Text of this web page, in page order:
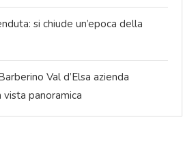
si chiude un’epoca della
Val d’Elsa azienda
panoramica